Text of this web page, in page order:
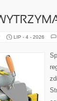
LIP - 4 - 2026